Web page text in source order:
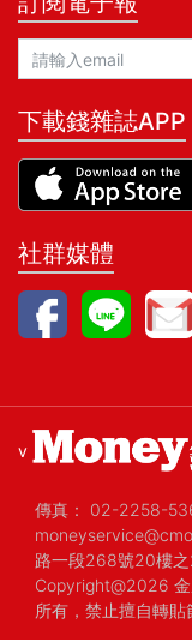
下載錢雜誌APP
社群媒體
v
傳真： 02-2258-
路一段268號20樓之
Copyright@2026
所有，禁止擅自轉貼